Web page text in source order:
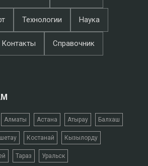
Технологии Наука
Контакты Справочник
Алматы Астана Атырау Балхаш
Костанай Кызылорду
Тараз Уральск